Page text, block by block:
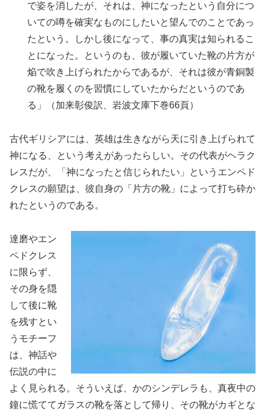
で姿を消したが、それは、神になったという自分につ
いての噂を確実なものにしたいと望んでのことであっ
たという。しかし後になって、事の真実は知られるこ
とになった。というのも、彼が履いていた靴の片方が
焔で吹き上げられたからであるが、それは彼が青銅製
の靴を履くのを習慣にしていたからだというのであ
る」（加来彰俊訳、岩波文庫下巻66頁）
古代ギリシアには、英雄は生きながら天に引き上げられて
神になる、という考えがあったらしい。その代表がヘラク
レスだが、「神になったと信じられたい」というエンペド
クレスの願望は、彼自身の「片方の靴」によって打ち砕か
れたというのである。
達磨やエン
ペドクレス
に限らず、
その身を隠
して後に靴
を残すとい
うモチーフ
は、神話や
伝説の中に
よく見られる。そういえば、かのシンデレラも、真夜中の
鐘に慌ててガラスの靴を落として帰り、その靴がカギとな